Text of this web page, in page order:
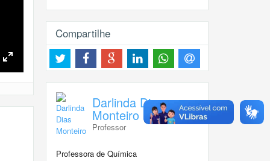
Fullscreen
Compartilhe
Darlinda Dias
Monteiro
Professor
Professora de Química